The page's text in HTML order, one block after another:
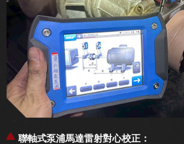
聯軸式泵浦馬達雷射對心校正：